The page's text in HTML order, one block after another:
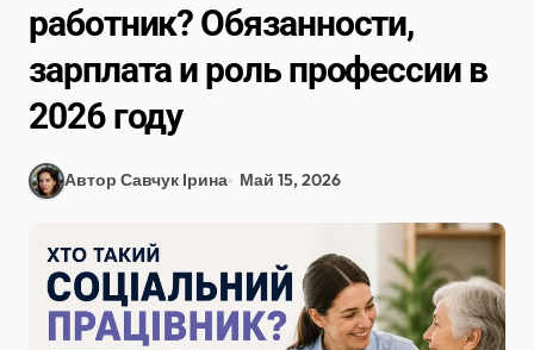
работник? Обязанности,
зарплата и роль профессии в
2026 году
Автор Савчук Ірина Май 15, 2026